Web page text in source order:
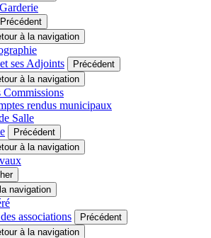
Précédent
à la navigation
ses Adjoints
Précédent
à la navigation
Commissions
rendus municipaux
Salle
Précédent
à la navigation
navigation
associations
Précédent
à la navigation